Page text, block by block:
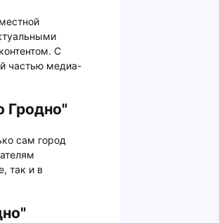
С
частью медиа-
Гродно"
сам город
так и в